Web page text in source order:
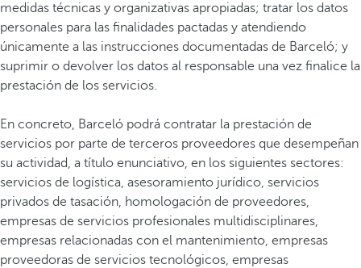
medidas técnicas y organizativas apropiadas; tratar los datos
personales para las finalidades pactadas y atendiendo
únicamente a las instrucciones documentadas de Barceló; y
suprimir o devolver los datos al responsable una vez finalice la
prestación de los servicios.
En concreto, Barceló podrá contratar la prestación de
servicios por parte de terceros proveedores que desempeñan
su actividad, a título enunciativo, en los siguientes sectores:
servicios de logística, asesoramiento jurídico, servicios
privados de tasación, homologación de proveedores,
empresas de servicios profesionales multidisciplinares,
empresas relacionadas con el mantenimiento, empresas
proveedoras de servicios tecnológicos, empresas